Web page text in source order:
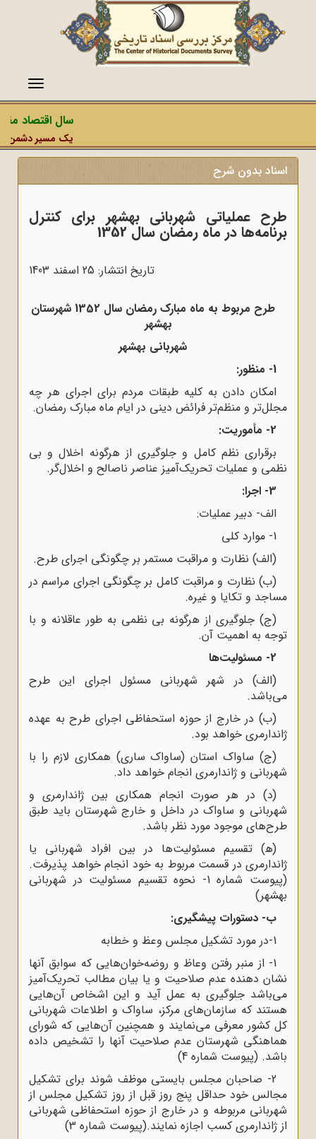
منو
سال اقتصاد
یک مسیر دشمن،
اسناد بدون شرح
طرح عملیاتی شهربانی بهشهر برای کنترل
برنامه‌ها در ماه رمضان سال 1352
تاریخ انتشار: 25 اسفند 1403
طرح مربوط به ماه مبارک رمضان سال 1352 شهرستان
بهشهر
شهربانی بهشهر
1- منظور:
امکان دادن به کلیه طبقات مردم برای اجرای هر چه
مجلل‌تر و منظم‌تر فرائض دینی در ایام ماه مبارک رمضان.
2- مأموریت:
برقراری نظم کامل و جلوگیری از هرگونه اخلال و بی
نظمی و عملیات تحریک‌آمیز عناصر ناصالح و اخلال‌گر.
3- اجرا:
الف- دبیر عملیات:
1- موارد کلی
(الف) نظارت و مراقبت مستمر بر چگونگی اجرای طرح.
(ب) نظارت و مراقبت کامل بر چگونگی اجرای مراسم در
مساجد و تکایا و غیره.
(ج) جلوگیری از هرگونه بی نظمی به طور عاقلانه و با
توجه به اهمیت آن.
2- مسئولیت‌ها
(الف) در شهر شهربانی مسئول اجرای این طرح
می‌باشد.
(ب) در خارج از حوزه استحفاظی اجرای طرح به عهده
ژاندارمری خواهد بود.
(ج) ساواک استان (ساواک ساری) همکاری لازم را با
شهربانی و ژاندارمری انجام خواهد داد.
(د) در هر صورت انجام همکاری بین ژاندارمری و
شهربانی و ساواک در داخل و خارج شهرستان باید طبق
طرح‌های موجود مورد نظر باشد.
(ﻫ) تقسیم مسئولیت‌ها در بین افراد شهربانی یا
ژاندارمری در قسمت مربوط به خود انجام خواهد پذیرفت.
(پیوست شماره 1- نحوه تقسیم مسئولیت در شهربانی
بهشهر)
ب- دستورات پیشگیری:
1-در مورد تشکیل مجلس وعظ و خطابه
1- از منبر رفتن وعاظ و روضه‌خوان‌هایی که سوابق آنها
نشان دهنده عدم صلاحیت و یا بیان مطالب تحریک‌آمیز
می‌باشد جلوگیری به عمل آید و این اشخاص آن‌هایی
هستند که سازمان‌های مرکز، ساواک و اطلاعات شهربانی
کل کشور معرفی می‌نمایند و همچنین آن‌هایی که شورای
هماهنگی شهرستان عدم صلاحیت آنها را تشخیص داده
باشد. (پیوست شماره 4)
2- صاحبان مجلس بایستی موظف شوند برای تشکیل
مجالس خود حداقل پنج روز قبل از روز تشکیل مجلس از
شهربانی مربوطه و در خارج از حوزه استحفاظی شهربانی
از ژاندارمری کسب اجازه نمایند.(پیوست شماره 3)